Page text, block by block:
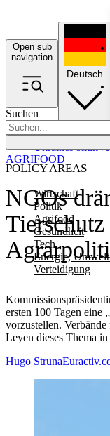
Open sub
navigation
Suchen
POLICY AREAS
Wirtschaft
Politik
Agrifood
Gesundheit
Tech
Energie,
Verteidigung
UkrainePolitik
Deutsch
NGOs
ersten 100 Tagen eine
vorzustellen.
Leyen dieses Thema
AGRIFOOD
Hugo Struna